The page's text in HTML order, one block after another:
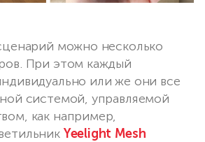
можно несколько
При этом каждый
или же они все
системой, управляемой
как например,
Yeelight Mesh